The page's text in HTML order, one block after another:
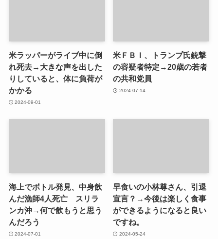
米ラッパーがライブ中に倒
れ死去→大きな声を出した
りしていると、体に負荷が
かかる
2024-09-01
米ＦＢＩ、トランプ氏銃撃
の容疑者特定→20歳の若者
の共和党員
2024-07-14
海上でボトル発見、中身飲
んだ漁師4人死亡 スリラ
ンカ沖→何で飲もうと思う
んだろう
2024-07-01
早食いの小林尊さん、引退
宣言？→今後は楽しく食事
ができるようになると良い
ですね。
2024-05-24